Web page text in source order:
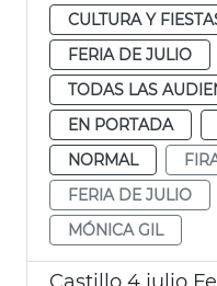
CULTURA Y
FERIA DE JULIO
TODAS LAS
EN PORTADA
NORMAL
FERIA DE JULIO
MÓNICA GIL
Castillo 4 julio